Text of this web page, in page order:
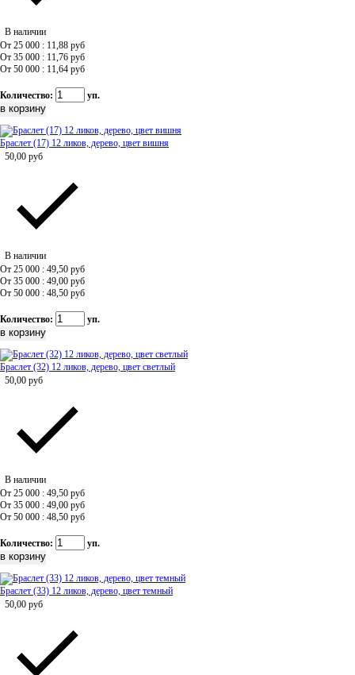
В наличии
От 25 000 : 11,88 руб
От 35 000 : 11,76 руб
От 50 000 : 11,64 руб
Количество: уп.
Браслет (17) 12 ликов, дерево, цвет вишня
50,00 руб
В наличии
От 25 000 : 49,50 руб
От 35 000 : 49,00 руб
От 50 000 : 48,50 руб
Количество: уп.
Браслет (32) 12 ликов, дерево, цвет светлый
50,00 руб
В наличии
От 25 000 : 49,50 руб
От 35 000 : 49,00 руб
От 50 000 : 48,50 руб
Количество: уп.
Браслет (33) 12 ликов, дерево, цвет темный
50,00 руб